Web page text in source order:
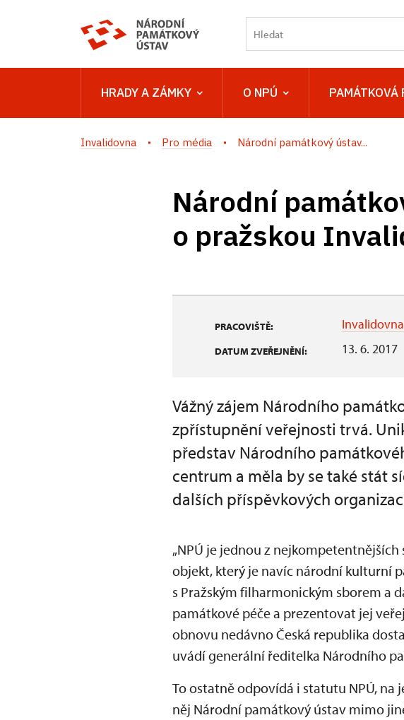
HRADY A ZÁMKY O NPÚ PAMÁTKOVÁ
Invalidovna Pro média Národní památkový ústav...
Národní
o pražskou
PRACOVIŠTĚ: Invalidovna
DATUM ZVEŘEJNĚNÍ: 13. 6. 2017
Vážný zájem Národního
zpřístupnění veřejnosti trvá.
představ Národního
centrum a měla by se také stát
dalších příspěvkových
„NPÚ je jednou z
objekt, který je navíc národní kulturní
s Pražským filharmonickým sborem a
památkové péče a prezentovat jej
obnovu nedávno Česká republika
uvádí generální ředitelka Národního
To ostatně odpovídá i statutu NPÚ, na
něj Národní památkový ústav mimo